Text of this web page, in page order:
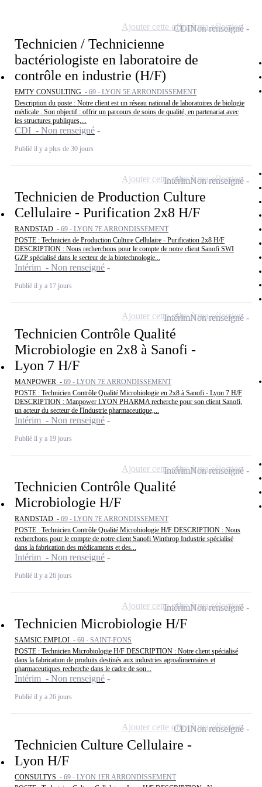
Technicien / Technicienne
bactériologiste en laboratoire de
contrôle en industrie (H/F)
EMTY CONSULTING - 69 - LYON 5E ARRONDISSEMENT
Description du poste : Notre client est un réseau national de laboratoires de biologie
médicale . Son objectif : offrir un parcours de soins de qualité, en partenariat avec
les structures publiques,...
CDI - Non renseigné
Publié il y a plus de 30 jours
CDINon renseigné
Ajouter cette offre à ma sélection
Technicien de Production Culture
Cellulaire - Purification 2x8 H/F
RANDSTAD - 69 - LYON 7E ARRONDISSEMENT
POSTE : Technicien de Production Culture Cellulaire - Purification 2x8 H/F
DESCRIPTION : Nous recherchons pour le compte de notre client Sanofi SWI
GZP spécialisé dans le secteur de la biotechnologie...
Intérim - Non renseigné
Publié il y a 17 jours
IntérimNon renseigné
Ajouter cette offre à ma sélection
Technicien Contrôle Qualité
Microbiologie en 2x8 à Sanofi -
Lyon 7 H/F
MANPOWER - 69 - LYON 7E ARRONDISSEMENT
POSTE : Technicien Contrôle Qualité Microbiologie en 2x8 à Sanofi - Lyon 7 H/F
DESCRIPTION : Manpower LYON PHARMA recherche pour son client Sanofi,
un acteur du secteur de l'Industrie pharmaceutique,...
Intérim - Non renseigné
Publié il y a 19 jours
IntérimNon renseigné
Ajouter cette offre à ma sélection
Technicien Contrôle Qualité
Microbiologie H/F
RANDSTAD - 69 - LYON 7E ARRONDISSEMENT
POSTE : Technicien Contrôle Qualité Microbiologie H/F DESCRIPTION : Nous
recherchons pour le compte de notre client Sanofi Winthrop Industrie spécialisé
dans la fabrication des médicaments et des...
Intérim - Non renseigné
Publié il y a 26 jours
IntérimNon renseigné
Ajouter cette offre à ma sélection
Technicien Microbiologie H/F
SAMSIC EMPLOI - 69 - SAINT-FONS
POSTE : Technicien Microbiologie H/F DESCRIPTION : Notre client spécialisé
dans la fabrication de produits destinés aux industries agroalimentaires et
pharmaceutiques recherche dans le cadre de son...
Intérim - Non renseigné
Publié il y a 26 jours
IntérimNon renseigné
Ajouter cette offre à ma sélection
Technicien Culture Cellulaire -
Lyon H/F
CONSULTYS - 69 - LYON 1ER ARRONDISSEMENT
CDINon renseigné
Ajouter cette offre à ma sélection